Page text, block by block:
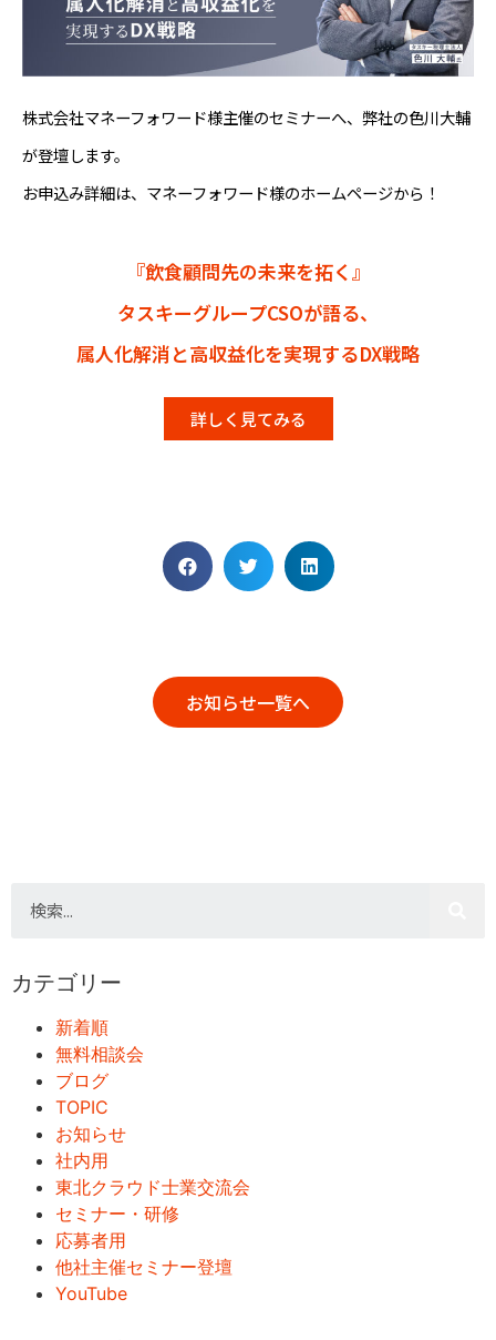
株式会社マネーフォワード様主催のセミナーへ、弊社の色川大輔
が登壇します。
お申込み詳細は、マネーフォワード様のホームページから！
『飲食顧問先の未来を拓く』
タスキーグループCSOが語る、
属人化解消と高収益化を実現するDX戦略
詳しく見てみる
お知らせ一覧へ
カテゴリー
新着順
無料相談会
ブログ
TOPIC
お知らせ
社内用
東北クラウド士業交流会
セミナー・研修
応募者用
他社主催セミナー登壇
YouTube